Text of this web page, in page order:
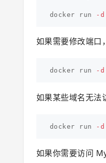
docker run -d
如果需要修改端口
docker run -d
如果某些域名无法
docker run -d
如果你需要访问